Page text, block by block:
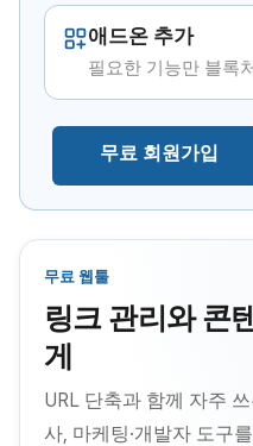
애드온 추가
필요한 기능만 블록
무료 회원가입
무료 웹툴
링크 관리와 콘
게
URL 단축과 함께 자주
사, 마케팅·개발자 도구